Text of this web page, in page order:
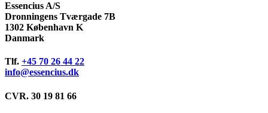
Essencius A/S
Dronningens Tværgade 7B
1302 København K
Danmark
Tlf. +45 70 26 44 22
info@essencius.dk
CVR. 30 19 81 66